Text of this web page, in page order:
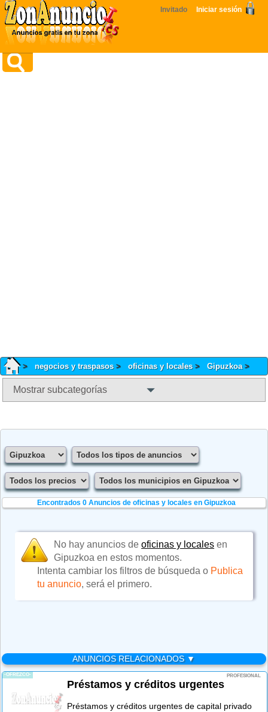
Invitado Iniciar sesión
negocios y traspasos oficinas y locales Gipuzkoa
Mostrar subcategorías
Encontrados 0Anuncios de oficinas y locales en Gipuzkoa
No hay anuncios deoficinas y locales en
Gipuzkoa en estos momentos.
Intenta cambiar los filtros de búsqueda o Publica
tu anuncio, será el primero.
ANUNCIOS RELACIONADOS ▼
-OFREZCO- PROFESIONAL
Préstamos y créditos urgentes
Préstamos y créditos urgentes de capital privado